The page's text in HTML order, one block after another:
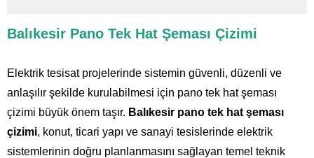
Balıkesir Pano Tek Hat Şeması Çizimi
Elektrik tesisat projelerinde sistemin güvenli, düzenli ve
anlaşılır şekilde kurulabilmesi için pano tek hat şeması
çizimi büyük önem taşır. Balıkesir pano tek hat şeması
çizimi, konut, ticari yapı ve sanayi tesislerinde elektrik
sistemlerinin doğru planlanmasını sağlayan temel teknik